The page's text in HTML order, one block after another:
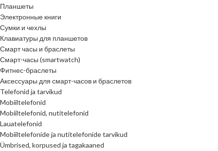
Планшеты
Электронные книги
Сумки и чехлы
Клавиатуры для планшетов
Смарт часы и браслеты
Смарт-часы (smartwatch)
Фитнес-браслеты
Аксессуары для смарт-часов и браслетов
Telefonid ja tarvikud
Mobiiltelefonid
Mobiiltelefonid, nutitelefonid
Lauatelefonid
Mobiiltelefonide ja nutitelefonide tarvikud
Ümbrised, korpused ja tagakaaned